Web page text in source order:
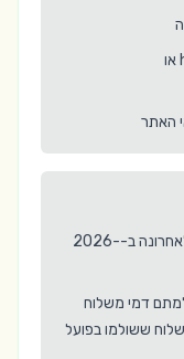
אפשרות לפנייה במייל ל-help@stickit.co או
האתר
מבוסס על 1,274 ביקורות Google; אומת לאחרונה ב-2026-
שילמתם דמי משלוח
ששולמו בפועל